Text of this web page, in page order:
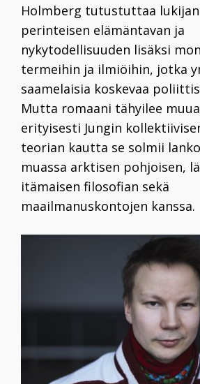
Holmberg tutustuttaa
perinteisen elämäntavan ja
nykytodellisuuden lisäksi
termeihin ja ilmiöihin, jotka
saamelaisia koskevaa
Mutta romaani tähyilee
erityisesti Jungin
teorian kautta se solmii
muassa arktisen pohjoisen,
itämaisen filosofian sekä
maailmanuskontojen kanssa.